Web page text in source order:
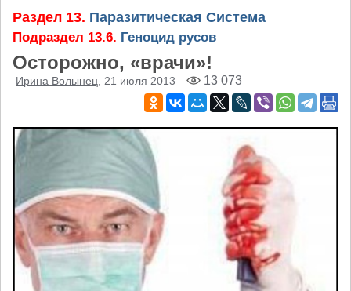
Раздел 13. Паразитическая Система
Подраздел 13.6. Геноцид русов
Осторожно, «врачи»!
Ирина Волынец , 21 июля 2013 13 073